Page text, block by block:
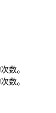
数。
数。